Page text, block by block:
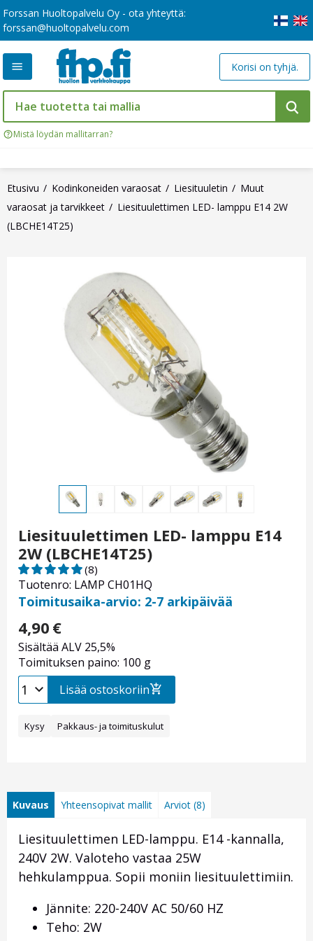
Forssan Huoltopalvelu Oy - ota yhteyttä:
forssan@huoltopalvelu.com
Mistä löydän mallitarran?
Korisi on tyhjä.
Etusivu Kodinkoneiden varaosat Liesituuletin
Muut
varaosat ja tarvikkeet
Liesituulettimen LED- lamppu E14 2W
(LBCHE14T25)
Liesituulettimen LED- lamppu E14
2W (LBCHE14T25)
Tuotenro: LAMP CH01HQ
(8)
Toimitusaika-arvio: 2-7 arkipäivää
4,90 €
Sisältää ALV 25,5%
Toimituksen paino: 100 g
Lisää ostoskoriin
Kysy Pakkaus- ja toimituskulut
Kuvaus Yhteensopivat mallit Arviot (8)
Liesituulettimen LED-lamppu. E14 -kannalla,
240V 2W. Valoteho vastaa 25W
hehkulamppua. Sopii moniin liesituulettimiin.
Jännite: 220-240V AC 50/60 HZ
Teho: 2W